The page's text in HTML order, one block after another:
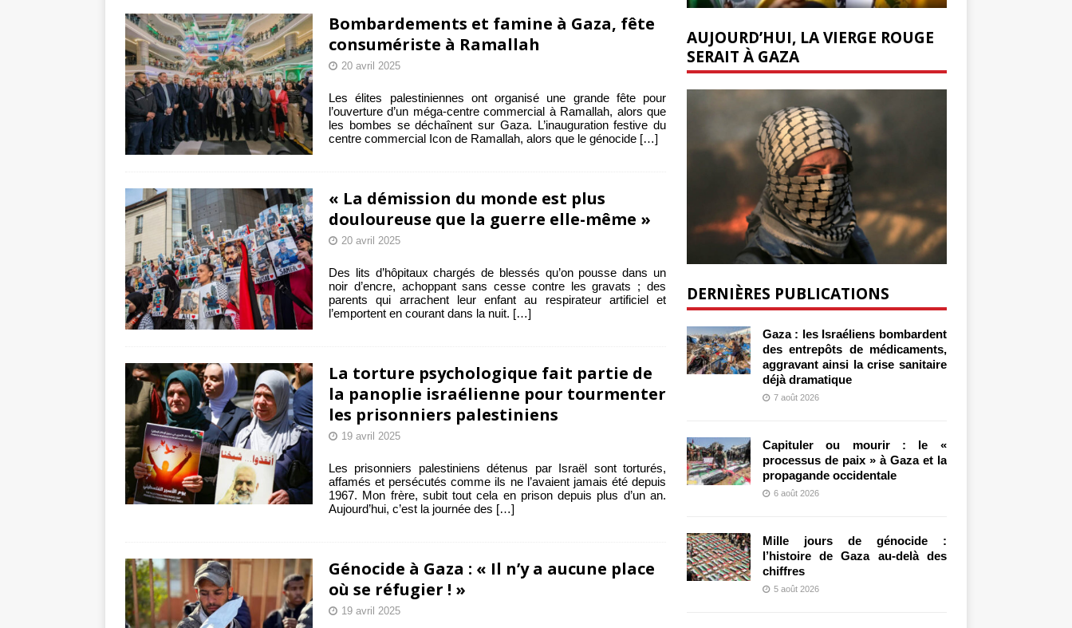
Bombardements et famine à Gaza, fête
consumériste à Ramallah
20 avril 2025
Les élites palestiniennes ont organisé une grande fête pour
l’ouverture d’un méga-centre commercial à Ramallah, alors que
les bombes se déchaînent sur Gaza. L’inauguration festive du
centre commercial Icon de Ramallah, alors que le génocide […]
« La démission du monde est plus
douloureuse que la guerre elle-même »
20 avril 2025
Des lits d’hôpitaux chargés de blessés qu’on pousse dans un
noir d’encre, achoppant sans cesse contre les gravats ; des
parents qui arrachent leur enfant au respirateur artificiel et
l’emportent en courant dans la nuit. […]
La torture psychologique fait partie de
la panoplie israélienne pour tourmenter
les prisonniers palestiniens
19 avril 2025
Les prisonniers palestiniens détenus par Israël sont torturés,
affamés et persécutés comme ils ne l’avaient jamais été depuis
1967. Mon frère, subit tout cela en prison depuis plus d’un an.
Aujourd’hui, c’est la journée des […]
Génocide à Gaza : « Il n’y a aucune place
où se réfugier ! »
19 avril 2025
AUJOURD’HUI, LA VIERGE ROUGE
SERAIT À GAZA
DERNIÈRES PUBLICATIONS
Gaza : les Israéliens bombardent
des entrepôts de médicaments,
aggravant ainsi la crise sanitaire
déjà dramatique
7 août 2026
Capituler ou mourir : le «
processus de paix » à Gaza et la
propagande occidentale
6 août 2026
Mille jours de génocide :
l’histoire de Gaza au-delà des
chiffres
5 août 2026